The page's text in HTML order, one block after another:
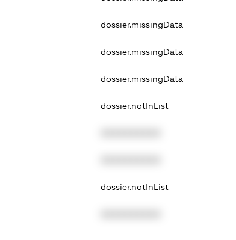
dossier.missingData
dossier.missingData
dossier.missingData
dossier.notInList
dossier.notInList